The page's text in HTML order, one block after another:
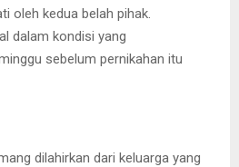
oleh kedua belah pihak.
dalam kondisi yang
sebelum pernikahan itu
dilahirkan dari keluarga yang